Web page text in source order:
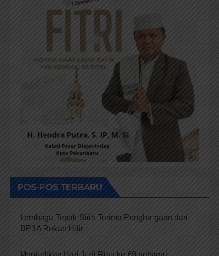
POS-POS TERBARU
Lembaga Tepak Sirih Terima Penghargaan dari
DP3A Rokan Hilir
Menjadikan Hari Jadi Riau ke 69 sebagai